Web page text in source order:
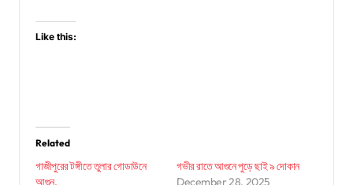
Like this:
Related
গাজীপুরের টঙ্গীতে তুলার গোডাউনে
আগুন,
গভীর রাতে আগুনে পুড়ে ছাই ৯ দোকান
December 28, 2025